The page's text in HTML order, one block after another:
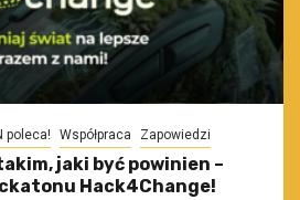
poleca! Współpraca Zapowiedzi
jaki być powinien –
Hack4Change!